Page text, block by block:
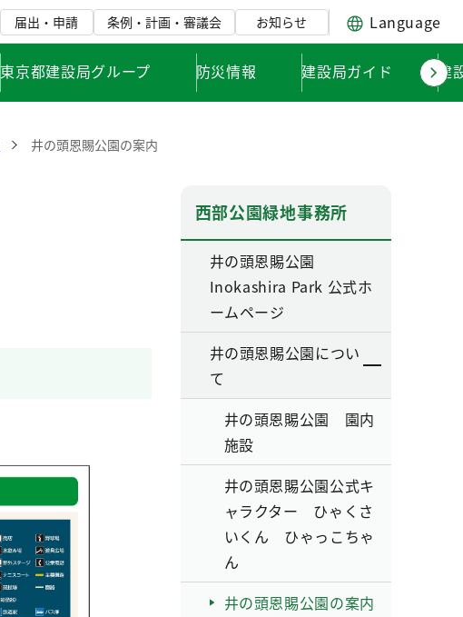
届出・申請 条例・計画・審議会 お知らせ Language
東京都建設局グループ 防災情報 建設局ガイド 建
井の頭恩賜公園の案内
西部公園緑地事務所
井の頭恩賜公園
Inokashira Park 公式ホ
ームページ
井の頭恩賜公園につい
て
井の頭恩賜公園 園内
施設
井の頭恩賜公園公式キ
ャラクター ひゃくさ
いくん ひゃっこちゃ
ん
井の頭恩賜公園の案内